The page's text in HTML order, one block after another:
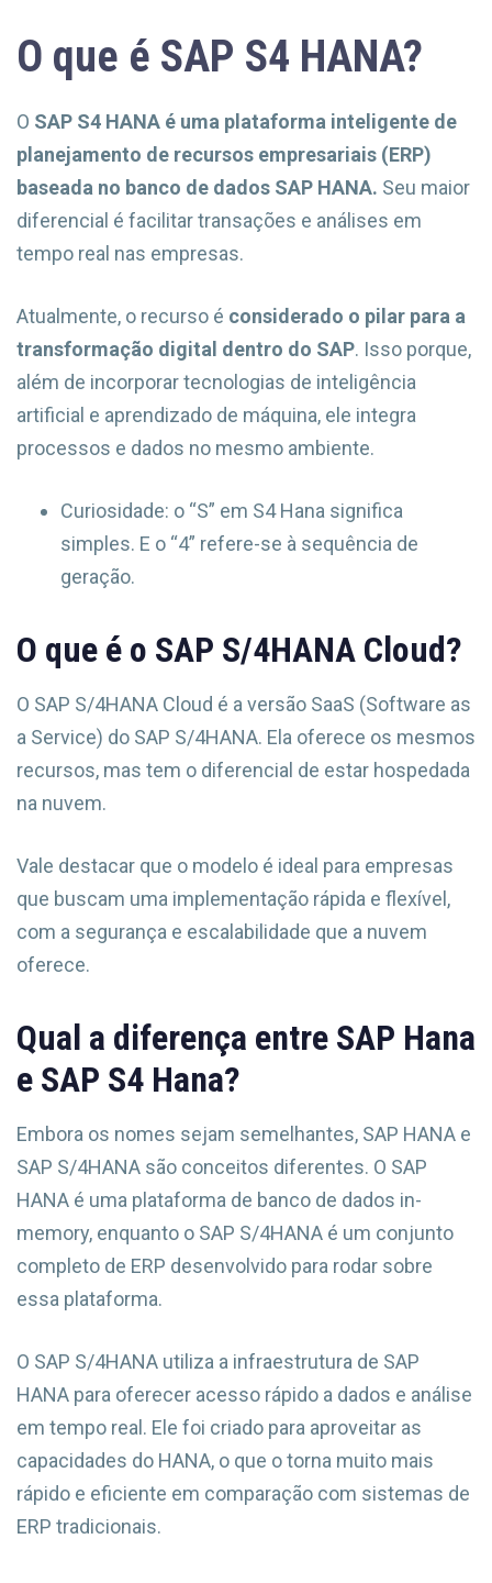
O que é SAP S4 HANA?
O SAP S4 HANA é uma plataforma inteligente de
planejamento de recursos empresariais (ERP)
baseada no banco de dados SAP HANA. Seu maior
diferencial é facilitar transações e análises em
tempo real nas empresas.
Atualmente, o recurso é considerado o pilar para a
transformação digital dentro do SAP. Isso porque,
além de incorporar tecnologias de inteligência
artificial e aprendizado de máquina, ele integra
processos e dados no mesmo ambiente.
Curiosidade: o “S” em S4 Hana significa
simples. E o “4” refere-se à sequência de
geração.
O que é o SAP S/4HANA Cloud?
O SAP S/4HANA Cloud é a versão SaaS (Software as
a Service) do SAP S/4HANA. Ela oferece os mesmos
recursos, mas tem o diferencial de estar hospedada
na nuvem.
Vale destacar que o modelo é ideal para empresas
que buscam uma implementação rápida e flexível,
com a segurança e escalabilidade que a nuvem
oferece.
Qual a diferença entre SAP Hana
e SAP S4 Hana?
Embora os nomes sejam semelhantes, SAP HANA e
SAP S/4HANA são conceitos diferentes. O SAP
HANA é uma plataforma de banco de dados in-
memory, enquanto o SAP S/4HANA é um conjunto
completo de ERP desenvolvido para rodar sobre
essa plataforma.
O SAP S/4HANA utiliza a infraestrutura de SAP
HANA para oferecer acesso rápido a dados e análise
em tempo real. Ele foi criado para aproveitar as
capacidades do HANA, o que o torna muito mais
rápido e eficiente em comparação com sistemas de
ERP tradicionais.